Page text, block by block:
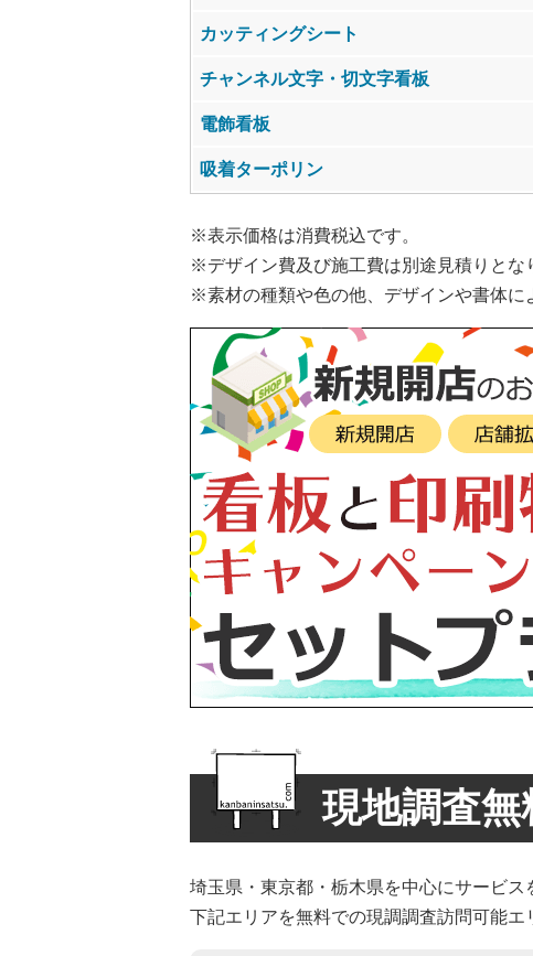
カッティングシート
チャンネル文字・切文字看板
電飾看板
吸着ターポリン
※表示価格は消費税込です。
※デザイン費及び施工費は別途見積りとな
※素材の種類や色の他、デザインや書体に
現地調査
埼玉県・東京都・栃木県を中心にサービス
下記エリアを無料での現調調査訪問可能エ